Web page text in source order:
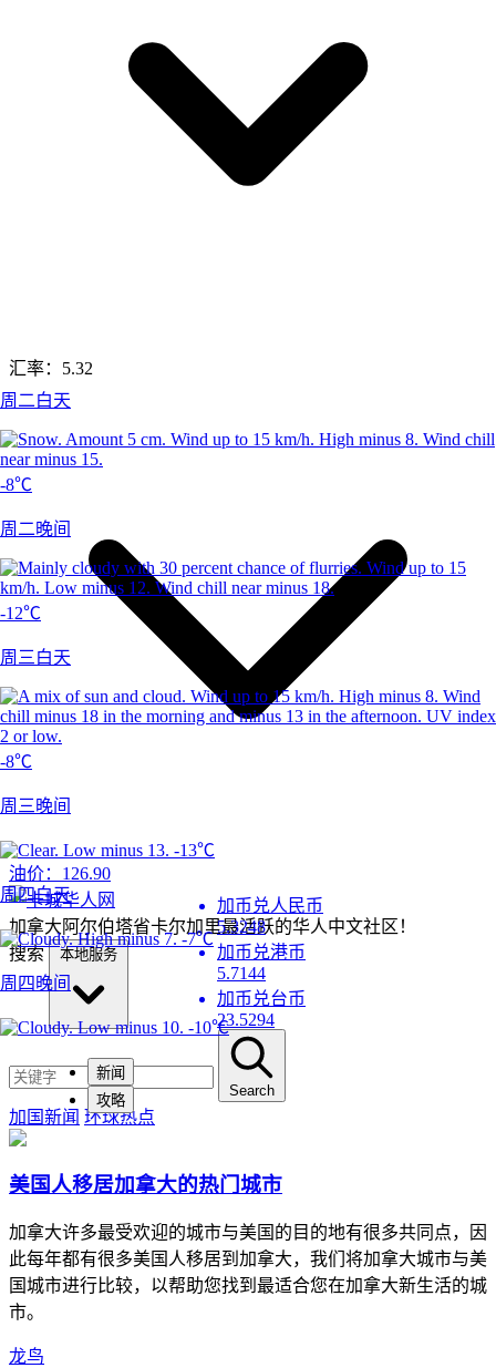
周二白天
-8℃
周二晚间
-12℃
周三白天
-8℃
周三晚间
-13℃
周四白天
-7℃
周四晚间
-10℃
汇率： 5.32
加币兑人民币
5.3248
加币兑港币
5.7144
加币兑台币
23.5294
油价： 126.90
加拿大阿尔伯塔省卡尔加里最活跃的华人中文社区！
搜索
新闻
攻略
Search
加国新闻 环球热点
美国人移居加拿大的热门城市
加拿大许多最受欢迎的城市与美国的目的地有很多共同点，因
此每年都有很多美国人移居到加拿大，我们将加拿大城市与美
国城市进行比较，以帮助您找到最适合您在加拿大新生活的城
市。
龙鸟